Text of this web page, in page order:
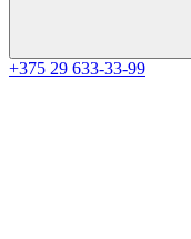
+375 29 633-33-99